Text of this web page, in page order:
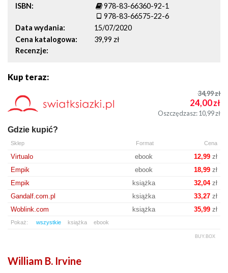
ISBN
978-83-66360-92-1
978-83-66575-22-6
Data wydania
15/07/2020
Cena katalogowa
39,99 zł
Recenzje
Kup teraz:
34,99zł
24,00zł
Oszczędzasz: 10,99zł
Gdzie kupić?
Sklep Format Cena
Virtualo ebook 12,99zł
Empik
ebook 18,99zł
Empik
książka 32,04zł
Gandalf.com.pl
książka 33,27zł
Woblink.com
książka 35,99zł
Pokaż: wszystkie książka ebook
BUY.BOX
William B. Irvine